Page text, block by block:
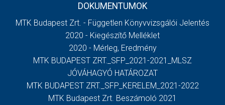
DOKUMENTUMOK
MTK Budapest Zrt. - Független Könyvvizsgálói Jelentés
2020 - Kiegészítő Melléklet
2020 - Mérleg, Eredmény
MTK BUDAPEST ZRT._SFP_2021-2021_MLSZ
JÓVÁHAGYÓ HATÁROZAT
MTK BUDAPEST ZRT._SFP_KERELEM_2021-2022
MTK Budapest Zrt. Beszámoló 2021